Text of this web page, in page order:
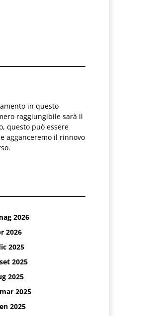
in questo
raggiungibile sarà il
questo può essere
agganceremo il rinnovo
2026
2026
2025
2025
2025
2025
2025